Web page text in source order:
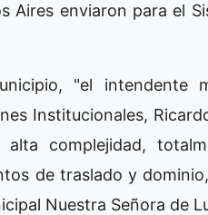
Aires enviaron para el
"el intendente
Institucionales,
complejidad,
de traslado y
Nuestra Señora de